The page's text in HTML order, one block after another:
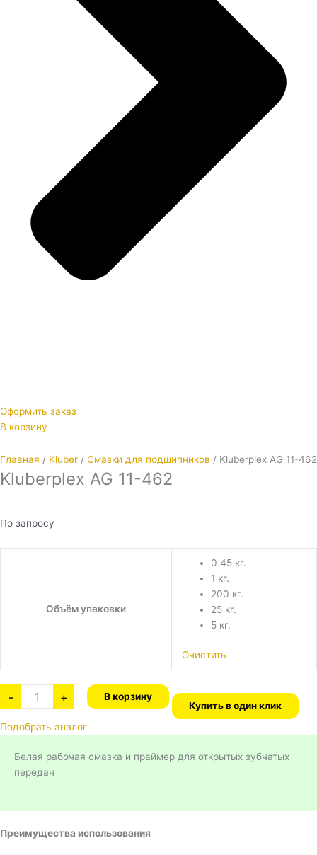
Оформить заказ
В корзину
Главная / Kluber / Смазки для подшипников / Kluberplex AG 11-462
Kluberplex AG 11-462
По запросу
Объём упаковки
0.45 кг.
1 кг.
200 кг.
25 кг.
5 кг.
Очистить
- +
В корзину
Купить в один клик
Подобрать аналог
Белая рабочая смазка и праймер для открытых зубчатых
передач
Преимущества использования